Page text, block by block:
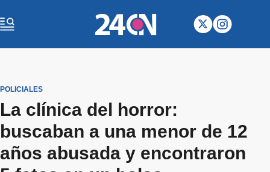
POLICIALES
La clínica del horror:
buscaban a una menor de 12
años abusada y encontraron